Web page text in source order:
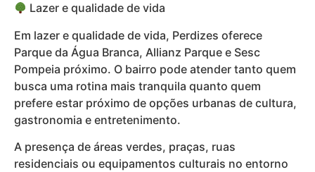
Lazer e qualidade de vida
Em lazer e qualidade de vida, Perdizes oferece
Parque da Água Branca, Allianz Parque e Sesc
Pompeia próximo. O bairro pode atender tanto quem
busca uma rotina mais tranquila quanto quem
prefere estar próximo de opções urbanas de cultura,
gastronomia e entretenimento.
A presença de áreas verdes, praças, ruas
residenciais ou equipamentos culturais no entorno